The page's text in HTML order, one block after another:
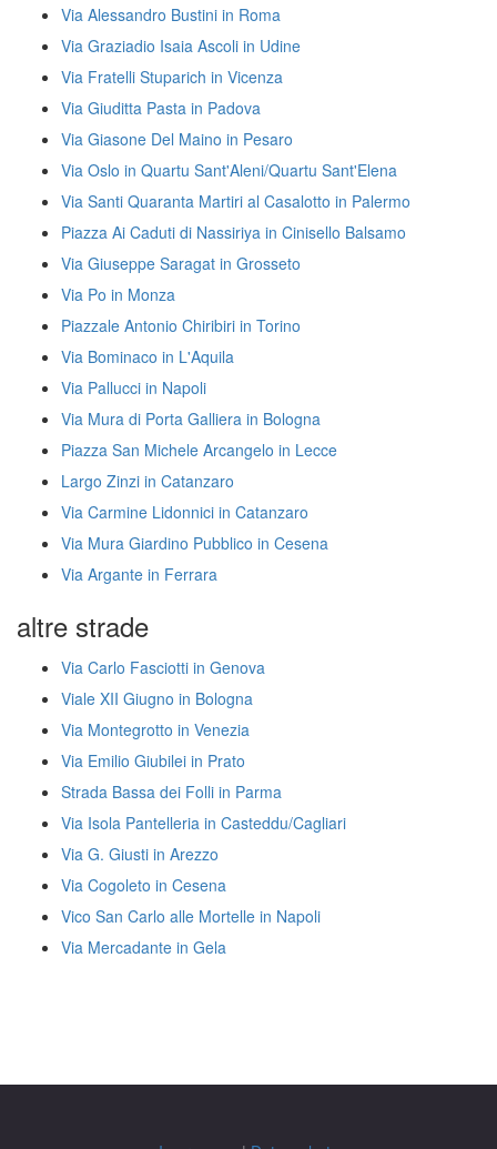
Via Alessandro Bustini in Roma
Via Graziadio Isaia Ascoli in Udine
Via Fratelli Stuparich in Vicenza
Via Giuditta Pasta in Padova
Via Giasone Del Maino in Pesaro
Via Oslo in Quartu Sant'Aleni/Quartu Sant'Elena
Via Santi Quaranta Martiri al Casalotto in Palermo
Piazza Ai Caduti di Nassiriya in Cinisello Balsamo
Via Giuseppe Saragat in Grosseto
Via Po in Monza
Piazzale Antonio Chiribiri in Torino
Via Bominaco in L'Aquila
Via Pallucci in Napoli
Via Mura di Porta Galliera in Bologna
Piazza San Michele Arcangelo in Lecce
Largo Zinzi in Catanzaro
Via Carmine Lidonnici in Catanzaro
Via Mura Giardino Pubblico in Cesena
Via Argante in Ferrara
altre strade
Via Carlo Fasciotti in Genova
Viale XII Giugno in Bologna
Via Montegrotto in Venezia
Via Emilio Giubilei in Prato
Strada Bassa dei Folli in Parma
Via Isola Pantelleria in Casteddu/Cagliari
Via G. Giusti in Arezzo
Via Cogoleto in Cesena
Vico San Carlo alle Mortelle in Napoli
Via Mercadante in Gela